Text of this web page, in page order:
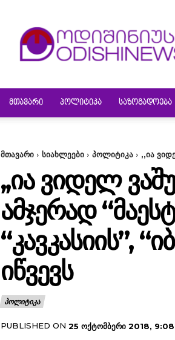
ᲛᲗᲐᲕᲐᲠᲘ ᲞᲝᲚᲘᲢᲘᲙᲐ ᲡᲐᲖᲝᲒᲐᲓᲝᲔᲑᲐ
მთავარი სიახლეები პოლიტიკა ,,ია
,,ᲘᲐ ᲕᲘᲓᲔᲚ
ᲐᲛᲯᲔᲠᲐᲓ
“ᲙᲐᲕᲙᲐᲡᲘᲘᲡ”,
ᲘᲬᲕᲔᲕᲡ
ᲞᲝᲚᲘᲢᲘᲙᲐ
PUBLISHED ON 25 ᲝᲥᲢᲝᲛᲑᲔᲠᲘ 2018, 9:08